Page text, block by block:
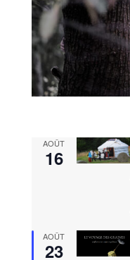
AOÛT
16
AOÛT
23